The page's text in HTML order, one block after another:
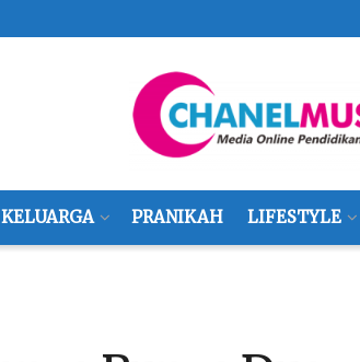
KELUARGA PRANIKAH LIFESTYLE